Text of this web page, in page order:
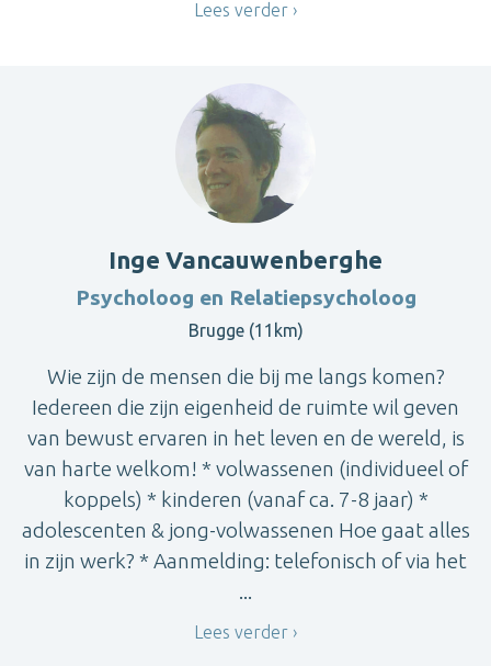
Lees verder
Inge Vancauwenberghe
Psycholoog en Relatiepsycholoog
Brugge (11km)
Wie zijn de mensen die bij me langs komen?
Iedereen die zijn eigenheid de ruimte wil geven
van bewust ervaren in het leven en de wereld, is
van harte welkom! * volwassenen (individueel of
koppels) * kinderen (vanaf ca. 7-8 jaar) *
adolescenten & jong-volwassenen Hoe gaat alles
in zijn werk? * Aanmelding: telefonisch of via het
...
Lees verder